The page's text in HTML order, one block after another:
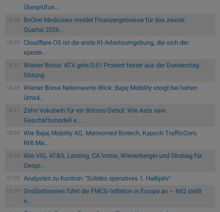
Überprüfun...
19:28
BeOne Medicines meldet Finanzergebnisse für das zweite
Quartal 2026...
19:20
Cloudflare OS ist die erste KI-Arbeitsumgebung, die sich der
spezie...
18:25
Wiener Börse: ATX geht 0,61 Prozent fester aus der Donnerstag-
Sitzung
18:24
Wiener Börse Nebenwerte-Blick: Bajaj Mobility steigt bei hohen
Umsä...
18:17
Zehn Vokabeln für ein Börsen-Debüt: Wie Asta sein
Geschäftsmodell e...
18:05
Wie Bajaj Mobility AG, Marinomed Biotech, Kapsch TrafficCom,
RHI Ma...
18:05
Wie VIG, AT&S, Lenzing, CA Immo, Wienerberger und Strabag für
Gespr...
17:05 Analysten zu Kontron: "Solides operatives 1. Halbjahr"
16:50
Großbritannien führt die FMCG-Inflation in Europa an – NIQ stellt
n...